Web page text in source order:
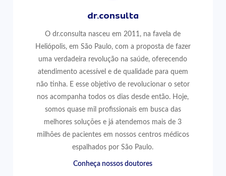
dr.consulta
O dr.consulta nasceu em 2011, na favela de
Heliópolis, em São Paulo, com a proposta de fazer
uma verdadeira revolução na saúde, oferecendo
atendimento acessível e de qualidade para quem
não tinha. E esse objetivo de revolucionar o setor
nos acompanha todos os dias desde então. Hoje,
somos quase mil profissionais em busca das
melhores soluções e já atendemos mais de 3
milhões de pacientes em nossos centros médicos
espalhados por São Paulo.
Conheça nossos doutores